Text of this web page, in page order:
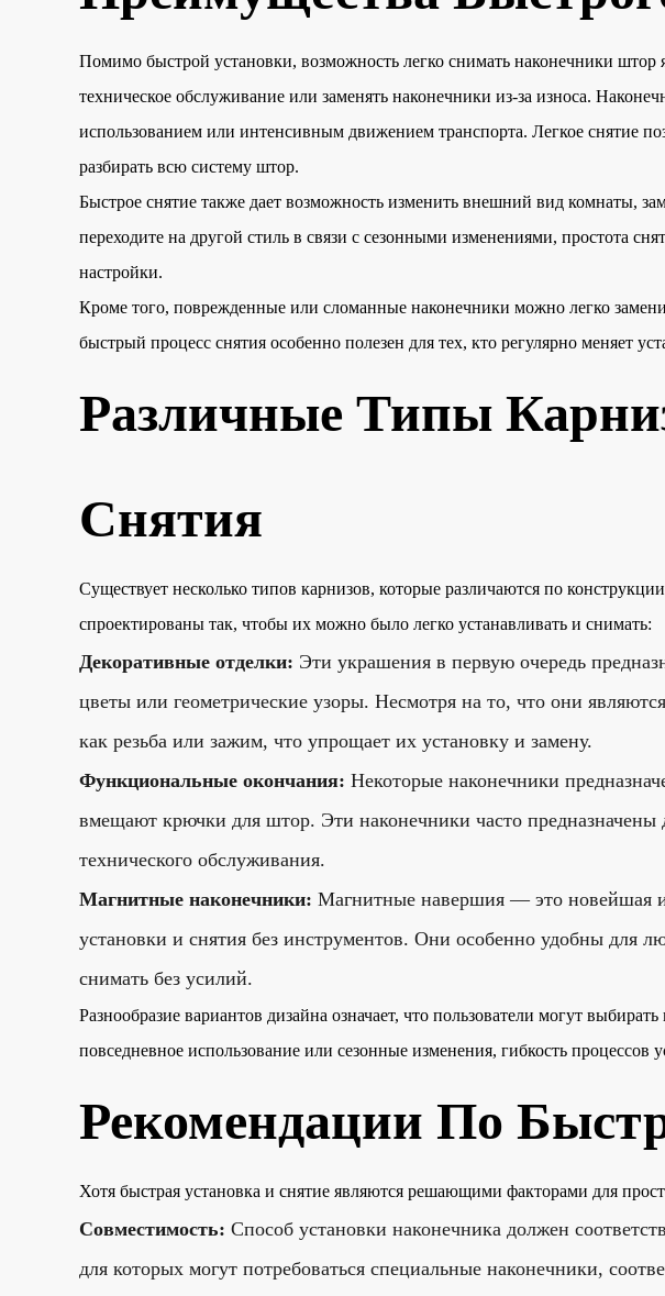
Помимо быстрой установки, возможность легко снимать наконечники
техническое обслуживание или заменять наконечники из-за износа.
использованием или интенсивным движением транспорта. Легкое снятие
разбирать всю систему штор.
Быстрое снятие также дает возможность изменить внешний вид комнаты,
переходите на другой стиль в связи с сезонными изменениями, простота
настройки.
Кроме того, поврежденные или сломанные наконечники можно легко
быстрый процесс снятия особенно полезен для тех, кто регулярно меняет
Различные Типы
Снятия
Существует несколько типов карнизов, которые различаются по
спроектированы так, чтобы их можно было легко устанавливать и снимать:
Декоративные отделки: Эти украшения в первую очередь
цветы или геометрические узоры. Несмотря на то, что они
как резьба или зажим, что упрощает их установку и замену.
Функциональные окончания: Некоторые наконечники
вмещают крючки для штор. Эти наконечники часто предназначены
технического обслуживания.
Магнитные наконечники: Магнитные навершия — это новейшая
установки и снятия без инструментов. Они особенно удобны для
снимать без усилий.
Разнообразие вариантов дизайна означает, что пользователи могут
повседневное использование или сезонные изменения, гибкость
Рекомендации По
Хотя быстрая установка и снятие являются решающими факторами для
Совместимость: Способ установки наконечника должен
для которых могут потребоваться специальные наконечники,